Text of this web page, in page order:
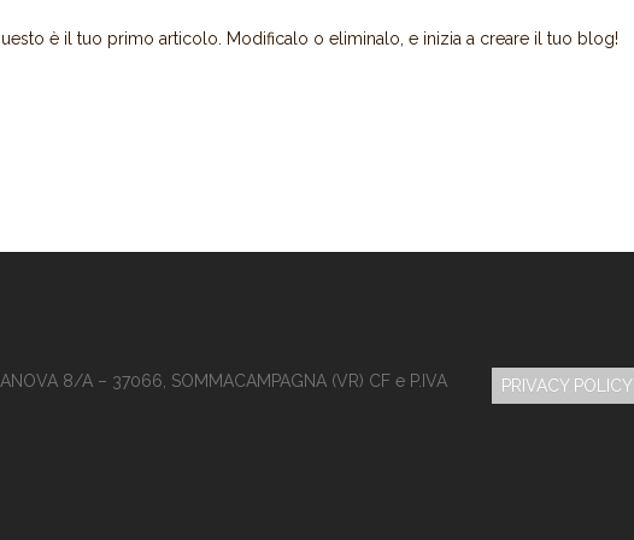
è il tuo primo articolo. Modificalo o eliminalo, e inizia a creare il tuo blog!
8/A – 37066, SOMMACAMPAGNA (VR) CF e P.IVA
PRIVACY POLICY